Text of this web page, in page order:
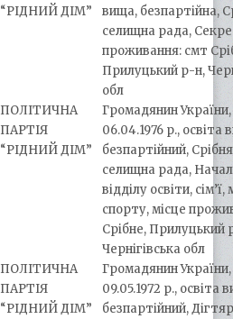
“РІДНИЙ ДІМ”
вища, безпартійна,
селищна рада,
проживання: смт
Прилуцький р-н,
обл
ПОЛІТИЧНА
ПАРТІЯ
“РІДНИЙ ДІМ”
Громадянин
06.04.1976 р., освіта
безпартійний,
селищна рада,
відділу освіти,
спорту, місце
Срібне, Прилуцький
Чернігівська обл
ПОЛІТИЧНА
ПАРТІЯ
“РІДНИЙ ДІМ”
Громадянин
09.05.1972 р., освіта
безпартійний,